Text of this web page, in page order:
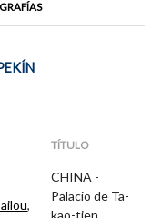
,
TÍTULO
CHINA -
Palacio de Ta-